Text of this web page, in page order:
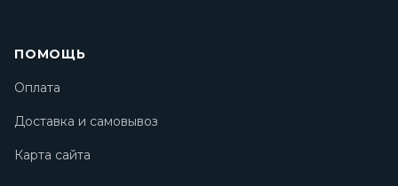
ПОМОЩЬ
Оплата
Доставка и самовывоз
Карта сайта